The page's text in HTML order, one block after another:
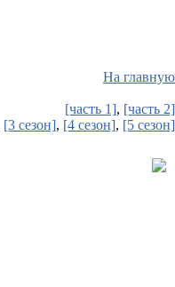
На главную
[часть 1], [часть 2]
[3 сезон], [4 сезон], [5 сезон]